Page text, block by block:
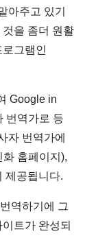
아주고 있기
을 좀더 원활
그램인
Google in
번역가로 등
자 번역가에
홈페이지),
제공됩니다.
역하기에 그
트가 완성되